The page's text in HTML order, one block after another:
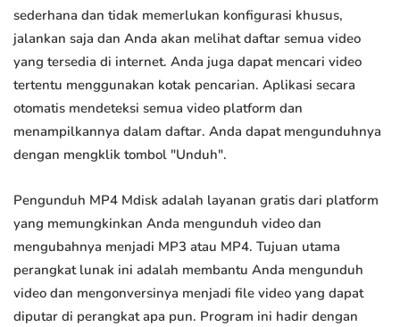
sederhana dan tidak memerlukan konfigurasi khusus,
jalankan saja dan Anda akan melihat daftar semua video
yang tersedia di internet. Anda juga dapat mencari video
tertentu menggunakan kotak pencarian. Aplikasi secara
otomatis mendeteksi semua video platform dan
menampilkannya dalam daftar. Anda dapat mengunduhnya
dengan mengklik tombol "Unduh".
Pengunduh MP4 Mdisk adalah layanan gratis dari platform
yang memungkinkan Anda mengunduh video dan
mengubahnya menjadi MP3 atau MP4. Tujuan utama
perangkat lunak ini adalah membantu Anda mengunduh
video dan mengonversinya menjadi file video yang dapat
diputar di perangkat apa pun. Program ini hadir dengan